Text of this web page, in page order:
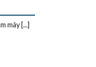
mây [...]